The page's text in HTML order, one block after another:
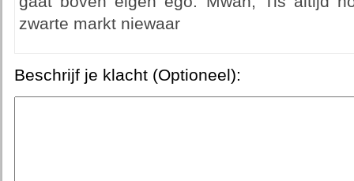
zwarte markt niewaar
Beschrijf je klacht (Optioneel):